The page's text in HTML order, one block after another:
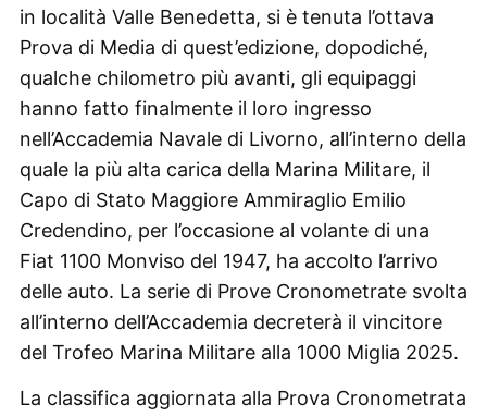
in località Valle Benedetta, si è tenuta l’ottava
Prova di Media di quest’edizione, dopodiché,
qualche chilometro più avanti, gli equipaggi
hanno fatto finalmente il loro ingresso
nell’Accademia Navale di Livorno, all’interno della
quale la più alta carica della Marina Militare, il
Capo di Stato Maggiore Ammiraglio Emilio
Credendino, per l’occasione al volante di una
Fiat 1100 Monviso del 1947, ha accolto l’arrivo
delle auto. La serie di Prove Cronometrate svolta
all’interno dell’Accademia decreterà il vincitore
del Trofeo Marina Militare alla 1000 Miglia 2025.
La classifica aggiornata alla Prova Cronometrata